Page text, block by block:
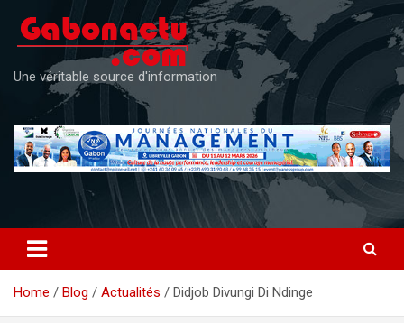
content
Une véritable source d'information
Home Blog Actualités Didjob Divungi Di Ndinge